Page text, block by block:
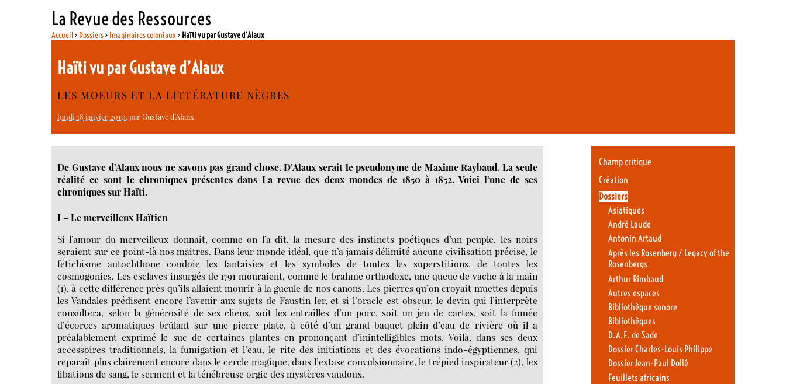
La Revue des Ressources
Accueil> Dossiers> Imaginaires coloniaux > Haïti vu par Gustave d’Alaux
Haïti vu par Gustave d’Alaux
LES MOEURS ET LA LITTÉRATURE NÈGRES
lundi 18 janvier 2010, parGustave d’Alaux
De Gustave d’Alaux nous ne savons pas grand chose. D’Alaux serait le pseudonyme de Maxime Raybaud. La seule
réalité ce sont le chroniques présentes dansLa revue des deux mondesde 1850 à 1852. Voici l’une de ses
chroniques sur Haïti.
I – Le merveilleux Haïtien
Si l’amour du merveilleux donnait, comme on l’a dit, la mesure des instincts poétiques d’un peuple, les noirs
seraient sur ce point-là nos maîtres. Dans leur monde idéal, que n’a jamais délimité aucune civilisation précise, le
fétichisme autochthone coudoie les fantaisies et les symboles de toutes les superstitions, de toutes les
cosmogonies. Les esclaves insurgés de 1791 mouraient, comme le brahme orthodoxe, une queue de vache à la main
(1), à cette différence près qu’ils allaient mourir à la gueule de nos canons. Les pierres qu’on croyait muettes depuis
les Vandales prédisent encore l’avenir aux sujets de Faustin Ier, et si l’oracle est obscur, le devin qui l’interprète
consultera, selon la générosité de ses cliens, soit les entrailles d’un porc, soit un jeu de cartes, soit la fumée
d’écorces aromatiques brûlant sur une pierre plate, à côté d’un grand baquet plein d’eau de rivière où il a
préalablement exprimé le suc de certaines plantes en prononçant d’inintelligibles mots. Voilà, dans ses deux
accessoires traditionnels, la fumigation et l’eau, le rite des initiations et des évocations indo-égyptiennes, qui
reparaît plus clairement encore dans le cercle magique, dans l’extase convulsionnaire, le trépied inspirateur (2), les
libations de sang, le serment et la ténébreuse orgie des mystères vaudoux.
Champ critique
Création
Dossiers
Asiatiques
André Laude
Antonin Artaud
Après les Rosenberg / Legacy of the
Rosenbergs
Arthur Rimbaud
Autres espaces
Bibliothèque sonore
Bibliothèques
D.A.F. de Sade
Dossier Charles-Louis Philippe
Dossier Jean-Paul Dollé
Feuillets africains